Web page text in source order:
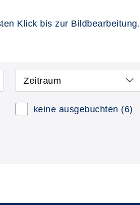
Klick bis zur Bildbearbeitung.
Zeitraum
keine ausgebuchten (6)